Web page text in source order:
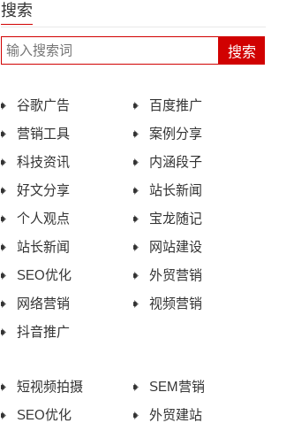
搜索
谷歌广告
百度推广
营销工具
案例分享
科技资讯
内涵段子
好文分享
站长新闻
个人观点
宝龙随记
站长新闻
网站建设
SEO优化
外贸营销
网络营销
视频营销
抖音推广
短视频拍摄
SEM营销
SEO优化
外贸建站